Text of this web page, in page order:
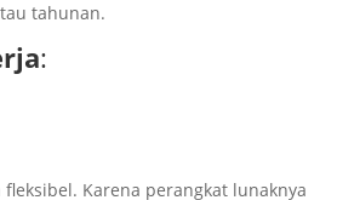
tahunan.
:
Karena perangkat lunaknya